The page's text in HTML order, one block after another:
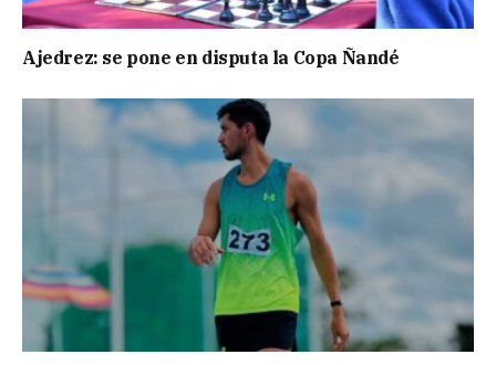
Ajedrez: se pone en disputa la Copa Ñandé